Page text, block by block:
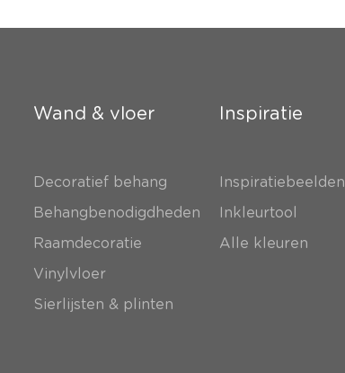
Wand & vloer
Decoratief behang
Behangbenodigdheden
Raamdecoratie
Vinylvloer
Sierlijsten & plinten
Inspiratie
Inspiratiebeelden
Inkleurtool
Alle kleuren